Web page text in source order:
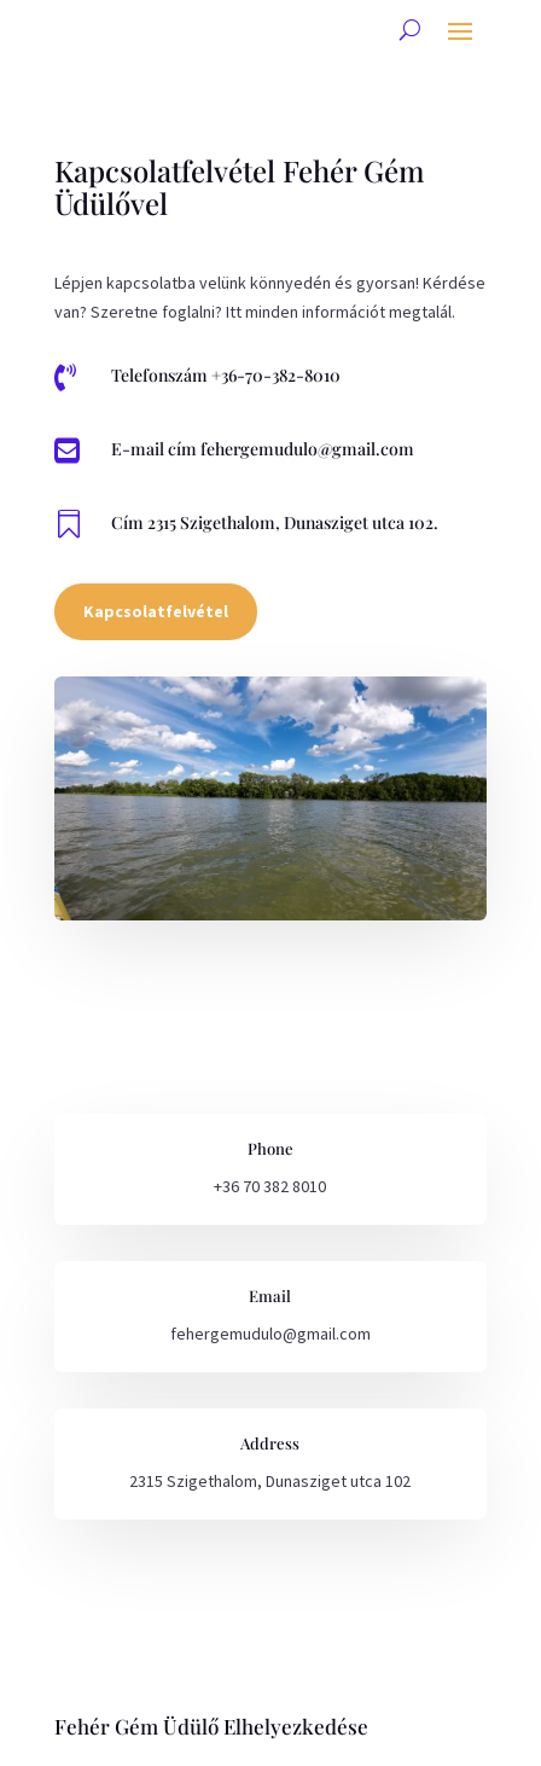
Kapcsolatfelvétel Fehér Gém
Üdülővel
Lépjen kapcsolatba velünk könnyedén és gyorsan! Kérdése
van? Szeretne foglalni? Itt minden információt megtalál.
 Telefonszám +36-70-382-8010
 E-mail cím fehergemudulo@gmail.com
 Cím 2315 Szigethalom, Dunasziget utca 102.
Kapcsolatfelvétel
Phone
+36 70 382 8010
Email
fehergemudulo@gmail.com
Address
2315 Szigethalom, Dunasziget utca 102
Fehér Gém Üdülő Elhelyezkedése